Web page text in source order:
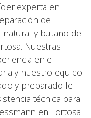
experta en
de
natural y butano de
Nuestras
en el
y nuestro equipo
y preparado le
técnica para
en Tortosa